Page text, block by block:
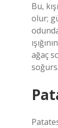
Bu,
olur;
ağaç